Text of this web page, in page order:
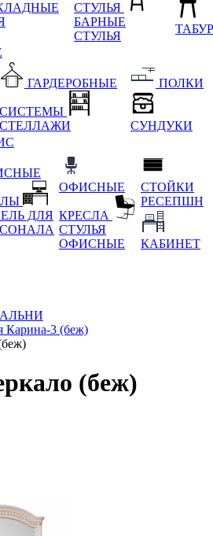
СТУЛЬЯ
БАРНЫЕ
СТУЛЬЯ
ГАРДЕРОБНЫЕ
СИСТЕМЫ
СТЕЛЛАЖИ
ПОЛКИ
СУНДУКИ
ДЛЯ
ОФИСНЫЕ
КРЕСЛА
СТУЛЬЯ
ОФИСНЫЕ
СТОЙКИ
РЕСЕПШН
КАБИНЕТ
Карина-3 (беж)
(беж)